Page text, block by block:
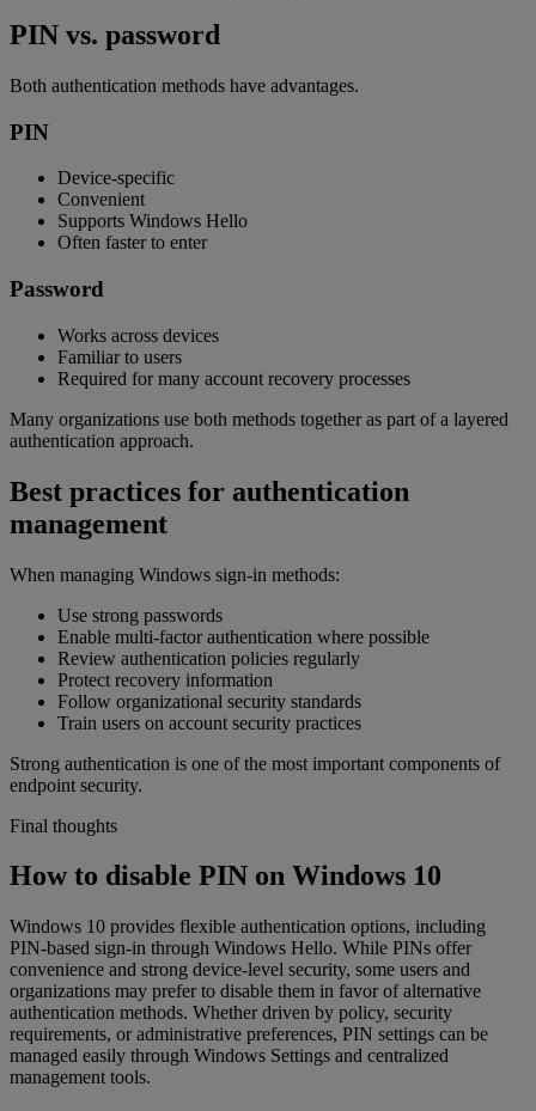
PIN vs. password
Both authentication methods have advantages.
PIN
Device-specific
Convenient
Supports Windows Hello
Often faster to enter
Password
Works across devices
Familiar to users
Required for many account recovery processes
Many organizations use both methods together as part of a layered
authentication approach.
Best practices for authentication
management
When managing Windows sign-in methods:
Use strong passwords
Enable multi-factor authentication where possible
Review authentication policies regularly
Protect recovery information
Follow organizational security standards
Train users on account security practices
Strong authentication is one of the most important components of
endpoint security.
Final thoughts
How to disable PIN on Windows 10
Windows 10 provides flexible authentication options, including
PIN-based sign-in through Windows Hello. While PINs offer
convenience and strong device-level security, some users and
organizations may prefer to disable them in favor of alternative
authentication methods. Whether driven by policy, security
requirements, or administrative preferences, PIN settings can be
managed easily through Windows Settings and centralized
management tools.